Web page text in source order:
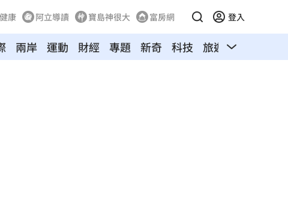
康 阿立導讀 寶島神很大 富房網 登入
兩岸 運動 財經 專題 新奇 科技 旅遊 汽車